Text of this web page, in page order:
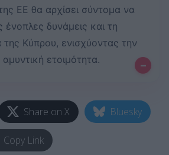
ΕΕ θα αρχίσει σύντομα να
ένοπλες δυνάμεις και τη
της Κύπρου, ενισχύοντας την
ετοιμότητα.
–
Share on X Bluesky
Copy Link